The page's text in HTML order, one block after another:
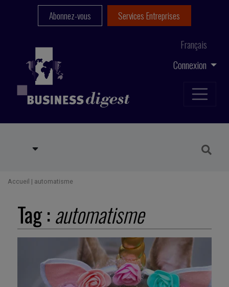
Connexion
Français
Abonnez-vous Services Entreprises
Accueil | automatisme
Tag :automatisme